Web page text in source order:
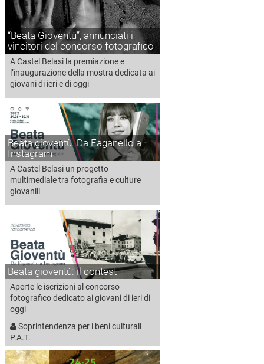
“Beata Gioventù”, annunciati i
vincitori del concorso fotografico
A Castel Belasi la premiazione e
l’inaugurazione della mostra dedicata ai
giovani di ieri e di oggi
Beata gioventù. Da Faganello a
Instagram
A Castel Belasi un progetto
multimediale tra fotografia e culture
giovanili
Beata gioventù: il contest
Aperte le iscrizioni al concorso
fotografico dedicato ai giovani di ieri di
oggi
Soprintendenza per i beni culturali
P.A.T.